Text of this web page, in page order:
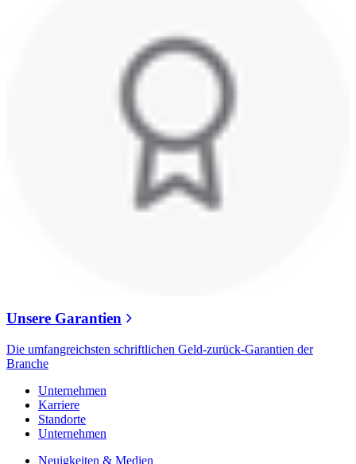
Unsere Garantien
Die umfangreichsten schriftlichen Geld-zurück-Garantien der
Branche
Unternehmen
Karriere
Standorte
Unternehmen
Neuigkeiten & Medien